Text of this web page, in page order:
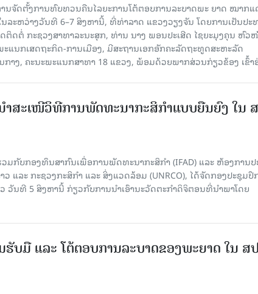
ນຈັດຕັ້ງການທົບທວນຄືນໄລຍະການໂຕ້ຕອບການລະບາດພະ ຍາດ ໝາກແ
ລະຫວ່າງວັນທີ 6–7 ສິງຫານີ້, ທີ່ທ່າລາດ ແຂວງວຽງຈັນ ໂດຍການເປັນປະ
ດຕໍ່ ກະຊວງສາທາລະນະສຸກ, ທ່ານ ນາງ ພອນປະເສີດ ໄຊຍະມຸງຄຸນ ຫົວ
ແນກເສດຖະກິດ-ການເມືອງ, ມີສະຖານເອກອັກຄະລັດຖະທູດສະຫະລັດ
າງ, ຄະນະພະແນກສາທາ 18 ແຂວງ, ພ້ອມດ້ວຍພາກສ່ວນກ່ຽວຂ້ອງ ເຂົ້າ
ສະເໜີວິທີການພັດທະນາກະສິກຳແບບຍືນຍົງ ໃນ
ມກັບກອງທຶນສາກົນເພື່ອການພັດທະນາກະສິກຳ (IFAD) ແລະ ຫ້ອງການປ
ວ ແລະ ກະຊວງກະສິກຳ ແລະ ສິ່ງແວດລ້ອມ (UNRCO), ໄດ້ຈັດກອງປະຊຸມປຶ
ວັນທີ 5 ສິງຫານີ້ ກ່ຽວກັບການນຳເອົານະວັດຕະກຳດິຈິຕອນທີ່ນຳພາໂດຍ
ບມື ແລະ ໂຕ້ຕອບການລະບາດຂອງພະຍາດ ໃນ ສ